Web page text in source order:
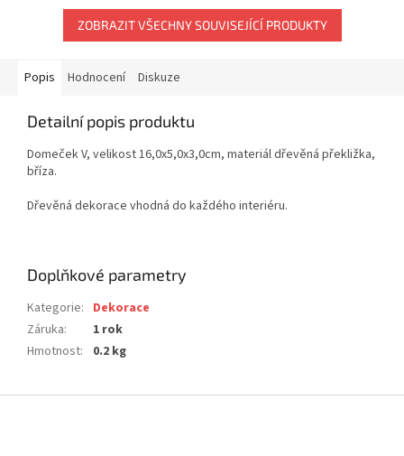
ZOBRAZIT VŠECHNY SOUVISEJÍCÍ PRODUKTY
Popis Hodnocení Diskuze
Detailní popis produktu
Domeček V, velikost 16,0x5,0x3,0cm, materiál dřevěná překližka,
bříza.
Dřevěná dekorace vhodná do každého interiéru.
Doplňkové parametry
Kategorie: Dekorace
Záruka:
1 rok
Hmotnost: 0.2 kg